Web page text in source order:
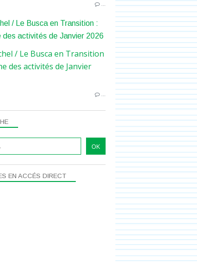
…
/ Le Busca en Transition :
des activités de Janvier 2026
…
EN ACCÉS DIRECT